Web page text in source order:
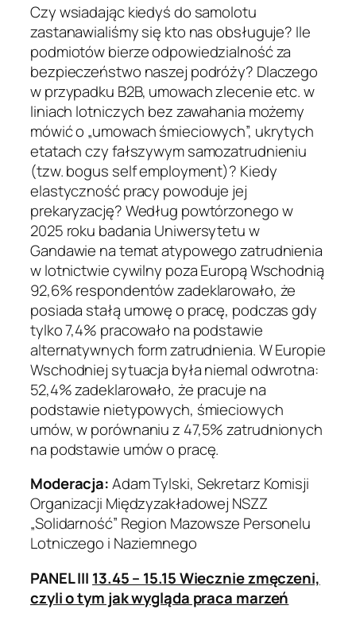
Czy wsiadając kiedyś do samolotu
zastanawialiśmy się kto nas obsługuje? Ile
podmiotów bierze odpowiedzialność za
bezpieczeństwo naszej podróży? Dlaczego
w przypadku B2B, umowach zlecenie etc. w
liniach lotniczych bez zawahania możemy
mówić o „umowach śmieciowych”, ukrytych
etatach czy fałszywym samozatrudnieniu
(tzw. bogus self employment)? Kiedy
elastyczność pracy powoduje jej
prekaryzację? Według powtórzonego w
2025 roku badania Uniwersytetu w
Gandawie na temat atypowego zatrudnienia
w lotnictwie cywilny poza Europą Wschodnią
92,6% respondentów zadeklarowało, że
posiada stałą umowę o pracę, podczas gdy
tylko 7,4% pracowało na podstawie
alternatywnych form zatrudnienia. W Europie
Wschodniej sytuacja była niemal odwrotna:
52,4% zadeklarowało, że pracuje na
podstawie nietypowych, śmieciowych
umów, w porównaniu z 47,5% zatrudnionych
na podstawie umów o pracę.
Moderacja:Adam Tylski, Sekretarz Komisji
Organizacji Międzyzakładowej NSZZ
„Solidarność” Region Mazowsze Personelu
Lotniczego i Naziemnego
PANEL III 13.45 – 15.15 Wiecznie zmęczeni,
czyli o tym jak wygląda praca marzeń